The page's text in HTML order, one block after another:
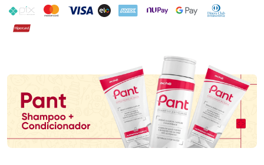
PIX MasterCard
VISA ELO AMEX NuPay Google PayDiners Club
Hipercard